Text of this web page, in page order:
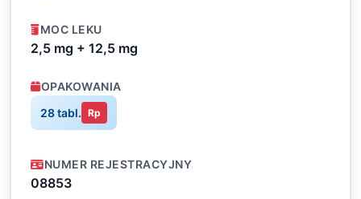
MOC LEKU
2,5 mg + 12,5 mg
OPAKOWANIA
28 tabl. Rp
NUMER REJESTRACYJNY
08853